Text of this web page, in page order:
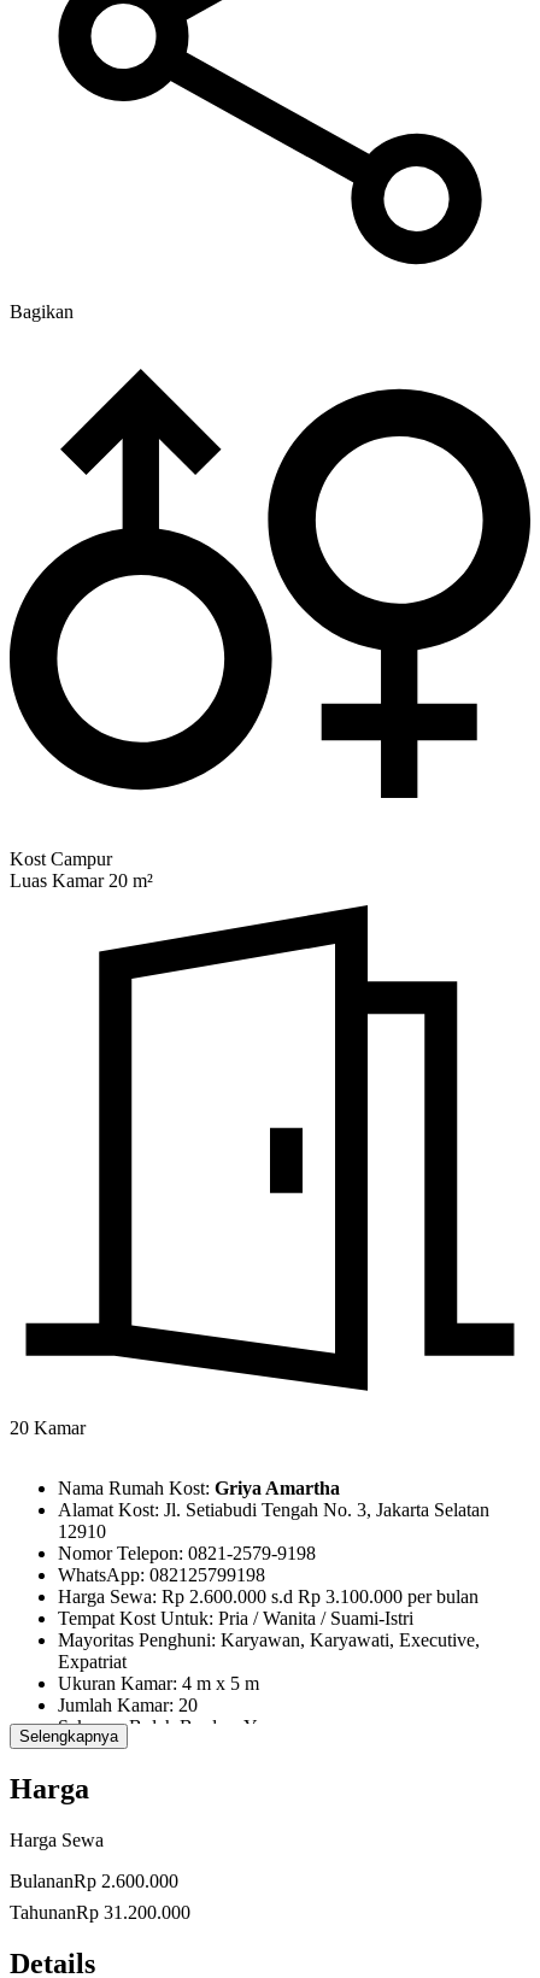
Bagikan
Kost Campur
Luas Kamar 20 m²
20 Kamar
Nama Rumah Kost: Griya Amartha
Alamat Kost: Jl. Setiabudi Tengah No. 3, Jakarta Selatan
12910
Nomor Telepon: 0821-2579-9198
WhatsApp: 082125799198
Harga Sewa: Rp 2.600.000 s.d Rp 3.100.000 per bulan
Tempat Kost Untuk: Pria / Wanita / Suami-Istri
Mayoritas Penghuni: Karyawan, Karyawati, Executive,
Expatriat
Ukuran Kamar: 4 m x 5 m
Jumlah Kamar: 20
Sekamar Boleh Berdua: Ya
Biaya Tambahan Sekamar Berdua: Rp 600.000
Premium, Meja dan Kursi, Rak Buku, Telepon Kamar,
Mandi Dalam, Pembersihan Kamar (Room Cleaning), Parkir
Fasilitas Umum: Kamar Mandi Luar, Kitchen / Dapur,
Room / Ruang Tamu, Dining Room / Ruang Makan,
Fasilitas Sekitar: Popular Restaurant, Supermarket, Warnet,
Selengkapnya
Harga
Harga Sewa
BulananRp 2.600.000
TahunanRp 31.200.000
Details